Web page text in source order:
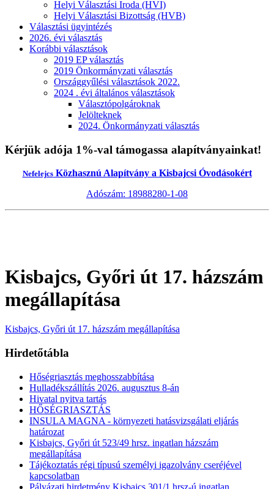
Helyi Választási Iroda (HVI)
Helyi Választási Bizottság (HVB)
Választási ügyintézés
2026. évi választás
Korábbi választások
2019 EP választás
2019 Önkormányzati választás
Országgyűlési választások 2022.
2024 . évi általános választások
Választópolgároknak
Jelölteknek
2024. Önkormányzati választás
Kérjük adója 1%-val támogassa alapítványainkat!
NefelejcsKözhasznú Alapítvány a Kisbajcsi Óvodásokért
Adószám: 18988280-1-08
Kisbajcs, Győri út 17. házszám
megállapítása
Kisbajcs, Győri út 17. házszám megállapítása
Hirdetőtábla
Hőségriasztás meghosszabbítása
Hulladékszállítás 2026. augusztus 8-án
Hivatal nyitva tartás
HŐSÉGRIASZTÁS
INSULA MAGNA - környezeti hatásvizsgálati eljárás
határozat
Kisbajcs, Győri út 523/49 hrsz. ingatlan házszám
megállapítása
Tájékoztatás régi típusú személyi igazolvány cseréjével
kapcsolatban
Pályázati hirdetmény Kisbajcs 301/1 hrsz-ú ingatlan